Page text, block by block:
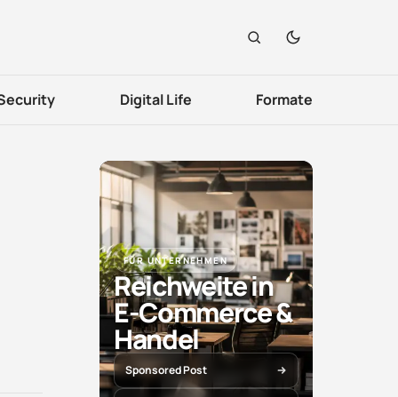
Digital Life Formate
FÜR UNTERNEHMEN
Reichweite in
E-Commerce &
Handel
Sponsored Post